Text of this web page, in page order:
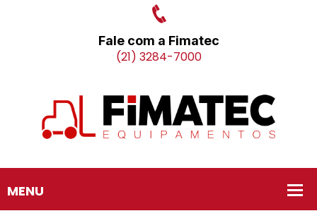
Fale com a Fimatec
(21) 3284-7000